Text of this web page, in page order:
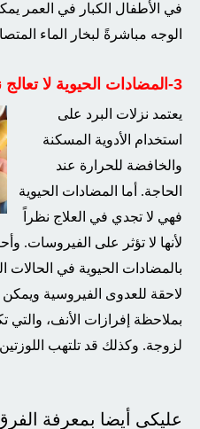
في الأطفال الكبار في العمر
الوجه مباشرةً لبخار الماء
3-المضادات الحيوية لا تعالج نزلات البرد
يعتمد نزلات البرد على
استخدام الأدوية المسكنة
والخافضة للحرارة عند
الحاجة. أما المضادات الحيوية
فهي لا تجدي في العلاج نظراً
لأنها لا تؤثر على الفيروسات.
بالمضادات الحيوية في الحالات
لاحقة للعدوى الفيروسية ويمكن
بملاحظة إفرازات الأنف، والتي
لزوجة. وكذلك قد تلتهب
عليكى أيضا بمعرفة